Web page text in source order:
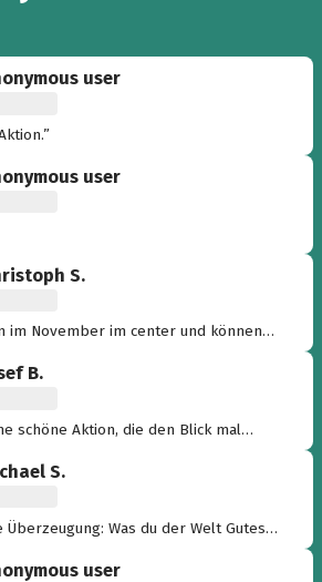
user
user
S.
im November im center und können
B.
schöne Aktion, die den Blick mal
S.
Überzeugung: Was du der Welt Gutes
user